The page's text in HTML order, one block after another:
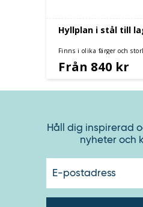
Hyllplan i stål till
Finns i olika färger och
Från 840 kr
Håll dig inspirerad
nyheter och